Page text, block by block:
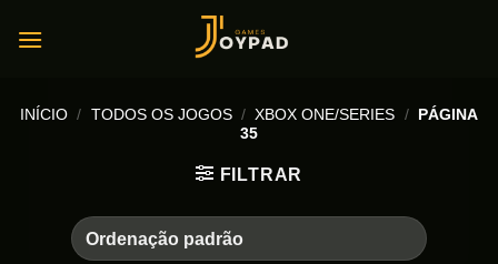
INÍCIO / TODOS OS JOGOS / XBOX ONE/SERIES / PÁGINA
35
FILTRAR